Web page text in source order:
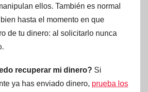
ellos. También es normal
hasta el momento en que
de tu dinero: al solicitarlo nunca
recuperar mi dinero? Si
ya has enviado dinero, prueba los